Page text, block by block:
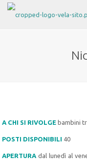
A CHI SI RIVOLGE bambini
POSTI DISPONIBILI 40
APERTURA dal lunedì al